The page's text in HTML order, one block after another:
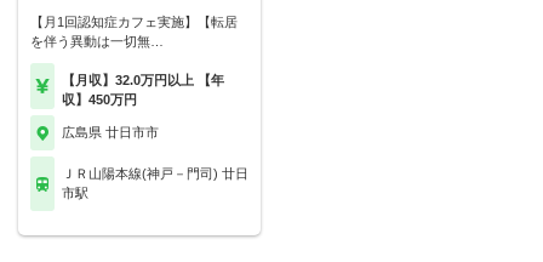
【月1回認知症カフェ実施】【転居
を伴う異動は一切無…
【月収】32.0万円以上 【年
収】450万円
広島県 廿日市市
ＪＲ山陽本線(神戸－門司) 廿日
市駅